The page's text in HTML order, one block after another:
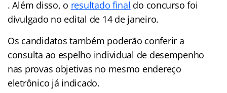
. Além disso, o resultado final do concurso foi
divulgado no edital de 14 de janeiro.
Os candidatos também poderão conferir a
consulta ao espelho individual de desempenho
nas provas objetivas no mesmo endereço
eletrônico já indicado.